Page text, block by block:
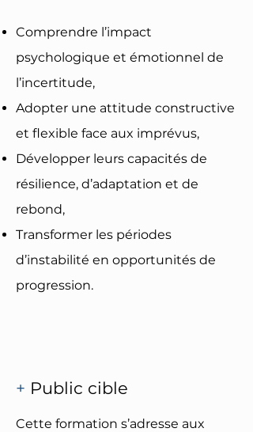
Comprendre l’impact
psychologique et émotionnel de
l’incertitude,
Adopter une attitude constructive
et flexible face aux imprévus,
Développer leurs capacités de
résilience, d’adaptation et de
rebond,
Transformer les périodes
d’instabilité en opportunités de
progression.
+ Public cible
Cette formation s’adresse aux